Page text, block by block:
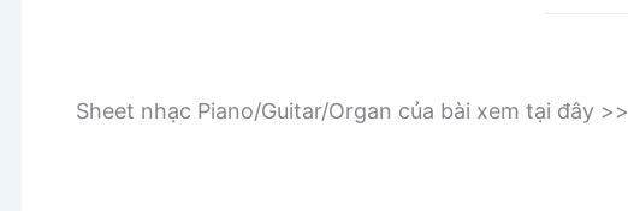
Sheet nhạc Piano/Guitar/Organ của bài xem tại đây >>